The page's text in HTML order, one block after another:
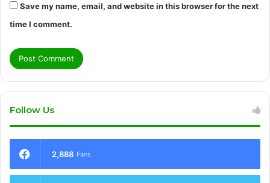
Save my name, email, and website in this browser for the next
time I comment.
Follow Us
2,888 Fans